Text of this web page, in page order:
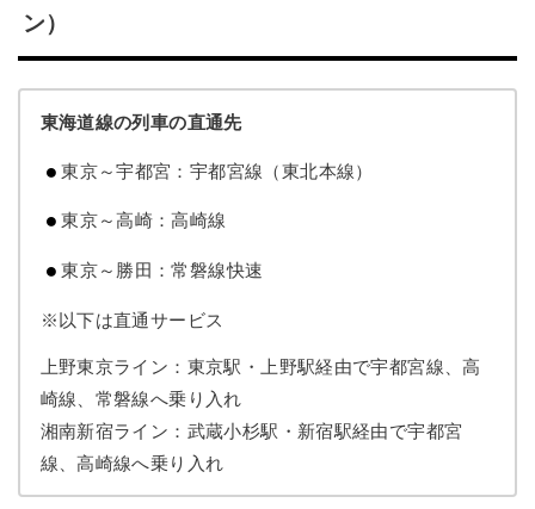
ン）
東海道線の列車の直通先
東京～宇都宮：宇都宮線（東北本線）
東京～高崎：高崎線
東京～勝田：常磐線快速
※以下は直通サービス
上野東京ライン：東京駅・上野駅経由で宇都宮線、高
崎線、常磐線へ乗り入れ
湘南新宿ライン：武蔵小杉駅・新宿駅経由で宇都宮
線、高崎線へ乗り入れ